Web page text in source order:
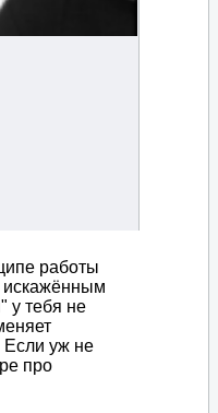
работы
искажённым
у тебя не
Если уж не
про